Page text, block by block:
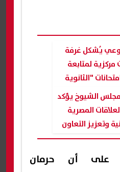
يُشكل غرفة
مركزية لمتابعة
"الثانوية
الشيوخ يؤكد
المصرية
وتعزيز التعاون
على أن حرمان